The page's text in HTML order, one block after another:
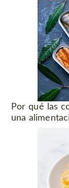
Por qué las
una